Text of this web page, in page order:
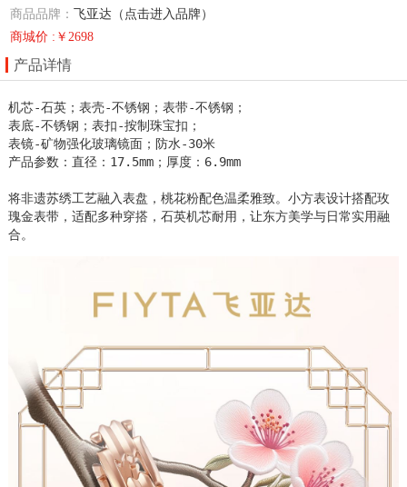
商品品牌：飞亚达（点击进入品牌）
商城价 :￥2698
产品详情
机芯-石英；表壳-不锈钢；表带-不锈钢；
表底-不锈钢；表扣-按制珠宝扣；
表镜-矿物强化玻璃镜面；防水-30米
产品参数：直径：17.5mm；厚度：6.9mm
将非遗苏绣工艺融入表盘，桃花粉配色温柔雅致。小方表设计搭配玫
瑰金表带，适配多种穿搭，石英机芯耐用，让东方美学与日常实用融
合。